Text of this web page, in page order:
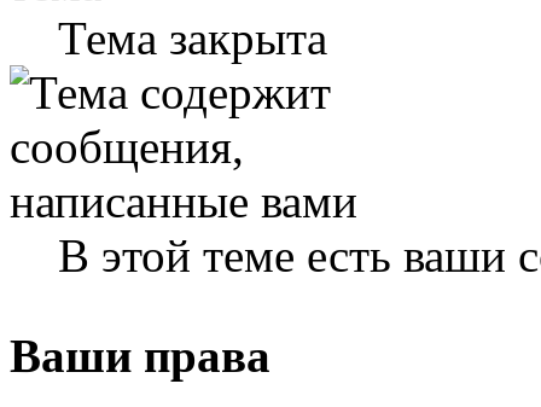
Тема закрыта
В этой теме есть ваши
Ваши права